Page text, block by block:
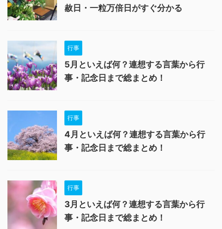
赦日・一粒万倍日がすぐ分かる
行事
5月といえば何？連想する言葉から行
事・記念日まで総まとめ！
行事
4月といえば何？連想する言葉から行
事・記念日まで総まとめ！
行事
3月といえば何？連想する言葉から行
事・記念日まで総まとめ！